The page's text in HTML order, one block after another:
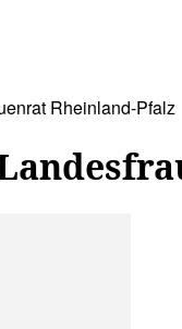
Rheinland-Pfalz